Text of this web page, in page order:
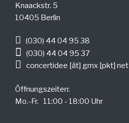
Knaackstr. 5
10405 Berlin
(030) 44 04 95 38
(030) 44 04 95 37
concertidee [ät] gmx [pkt] net
Öffnungszeiten:
Mo.-Fr. 11:00 - 18:00 Uhr